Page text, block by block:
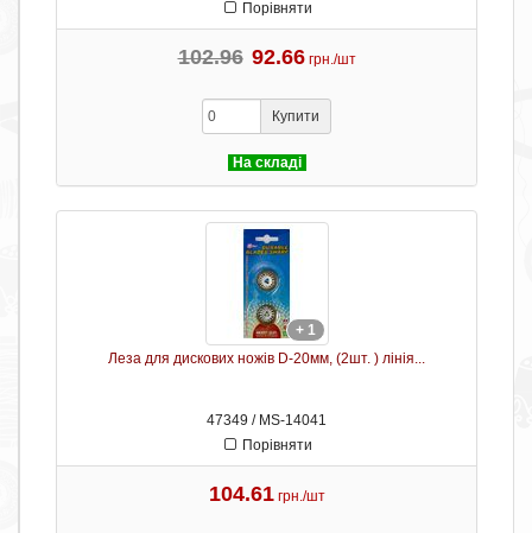
Порівняти
102.96 92.66 грн./шт
Купити
На складі
+ 1
Леза для дискових ножів D-20мм, (2шт. ) лінія...
47349 / MS-14041
Порівняти
104.61 грн./шт